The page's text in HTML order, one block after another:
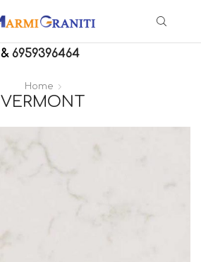
&6959396464
Home
VERMONT